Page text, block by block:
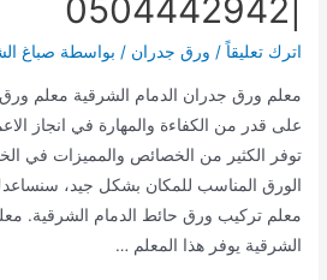
اترك تعليقاً / ورق جدران / بواسطة صباغ
معلم ورق جدران الدمام الشرقية معلم
على قدر من الكفاءة والمهارة في انجاز
توفر الكثير من الخصائص والمميزات في
الورق المناسب للمكان بشكل جيد،
معلم تركيب ورق حائط الدمام الشرقية.
الشرقية يوفر هذا المعلم …